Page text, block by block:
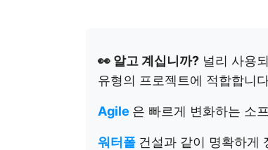
👀 알고 계십니까? 널리 사용
유형의 프로젝트에 적합합니
Agile 은 빠르게 변화하는 소
워터폴 건설과 같이 명확하게